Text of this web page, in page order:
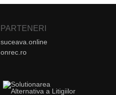
PARTENERI
suceava.online
onrec.ro